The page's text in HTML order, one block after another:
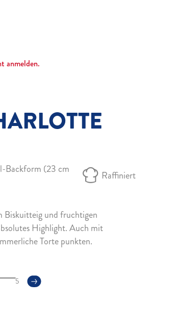
anmelden.
Backform (23 cm
Raffiniert
Biskuitteig und fruchtigen
Highlight. Auch mit
Torte punkten.
5